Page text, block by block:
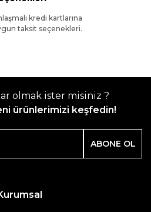
kredi kartlarına
taksit seçenekleri.
olmak ister misiniz ?
ürünlerimizi keşfedin!
ABONE OL